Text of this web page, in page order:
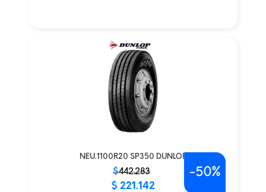
NEU.1100R20 SP350 DUNLOP
$442.283
$ 221.142
-50%